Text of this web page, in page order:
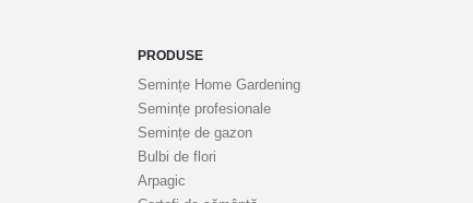
PRODUSE
Semințe Home Gardening
Semințe profesionale
Semințe de gazon
Bulbi de flori
Arpagic